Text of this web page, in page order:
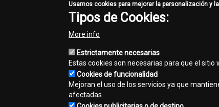
3- Único Distribuidor John Deere de
4- Ganador del Programa Construyendo CX
5- Ganador del Programa CENSacional 2024.
Share
Facebook
Twitter
Email
Usamos cookies para mejorar la personalización y
Tipos de Cookies:
More info
Estrictamente necesarias
Estas cookies son necesarias para que el
Cookies de funcionalidad
Mejoran el uso de los servicios ya que
afectadas.